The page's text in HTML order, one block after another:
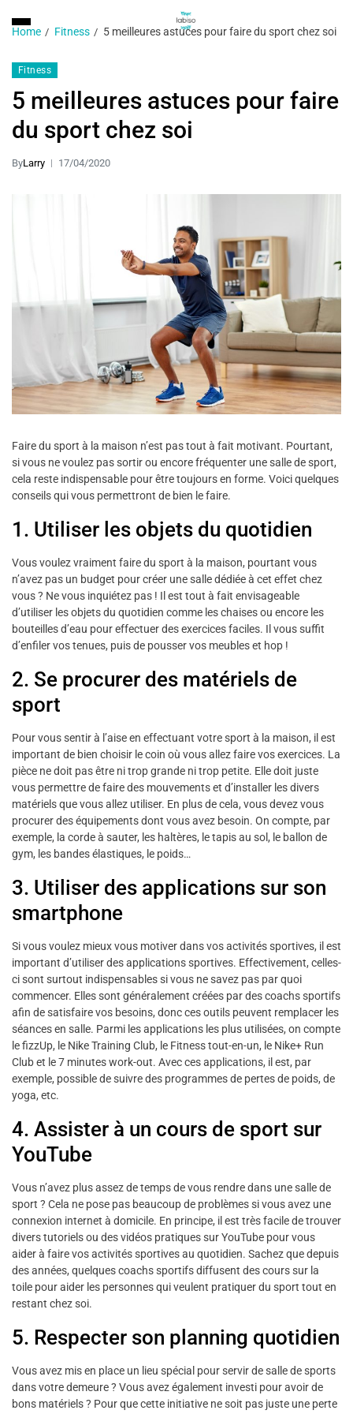
Home Fitness 5 meilleures astuces pour faire du sport chez soi
Fitness
5 meilleures astuces pour faire
du sport chez soi
ByLarry 17/04/2020
Faire du sport à la maison n’est pas tout à fait motivant. Pourtant,
si vous ne voulez pas sortir ou encore fréquenter une salle de sport,
cela reste indispensable pour être toujours en forme. Voici quelques
conseils qui vous permettront de bien le faire.
1. Utiliser les objets du quotidien
Vous voulez vraiment faire du sport à la maison, pourtant vous
n’avez pas un budget pour créer une salle dédiée à cet effet chez
vous ? Ne vous inquiétez pas ! Il est tout à fait envisageable
d’utiliser les objets du quotidien comme les chaises ou encore les
bouteilles d’eau pour effectuer des exercices faciles. Il vous suffit
d’enfiler vos tenues, puis de pousser vos meubles et hop !
2. Se procurer des matériels de
sport
Pour vous sentir à l’aise en effectuant votre sport à la maison, il est
important de bien choisir le coin où vous allez faire vos exercices. La
pièce ne doit pas être ni trop grande ni trop petite. Elle doit juste
vous permettre de faire des mouvements et d’installer les divers
matériels que vous allez utiliser. En plus de cela, vous devez vous
procurer des équipements dont vous avez besoin. On compte, par
exemple, la corde à sauter, les haltères, le tapis au sol, le ballon de
gym, les bandes élastiques, le poids…
3. Utiliser des applications sur son
smartphone
Si vous voulez mieux vous motiver dans vos activités sportives, il est
important d’utiliser des applications sportives. Effectivement, celles-
ci sont surtout indispensables si vous ne savez pas par quoi
commencer. Elles sont généralement créées par des coachs sportifs
afin de satisfaire vos besoins, donc ces outils peuvent remplacer les
séances en salle. Parmi les applications les plus utilisées, on compte
le fizzUp, le Nike Training Club, le Fitness tout-en-un, le Nike+ Run
Club et le 7 minutes work-out. Avec ces applications, il est, par
exemple, possible de suivre des programmes de pertes de poids, de
yoga, etc.
4. Assister à un cours de sport sur
YouTube
Vous n’avez plus assez de temps de vous rendre dans une salle de
sport ? Cela ne pose pas beaucoup de problèmes si vous avez une
connexion internet à domicile. En principe, il est très facile de trouver
divers tutoriels ou des vidéos pratiques sur YouTube pour vous
aider à faire vos activités sportives au quotidien. Sachez que depuis
des années, quelques coachs sportifs diffusent des cours sur la
toile pour aider les personnes qui veulent pratiquer du sport tout en
restant chez soi.
5. Respecter son planning quotidien
Vous avez mis en place un lieu spécial pour servir de salle de sports
dans votre demeure ? Vous avez également investi pour avoir de
bons matériels ? Pour que cette initiative ne soit pas juste une perte